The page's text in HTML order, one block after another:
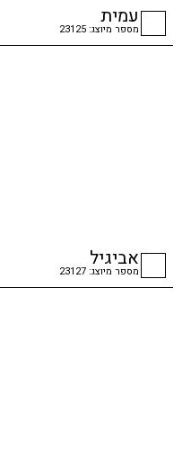
עמית
מספר מיוצג: 23125
אביגיל
מספר מיוצג: 23127